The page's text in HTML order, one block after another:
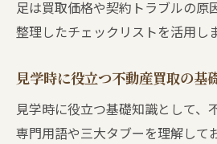
足は買取価格や契約トラブルの原
整理したチェックリストを活用し
見学時に役立つ不動産買取の基
見学時に役立つ基礎知識として、
専門用語や三大タブーを理解して